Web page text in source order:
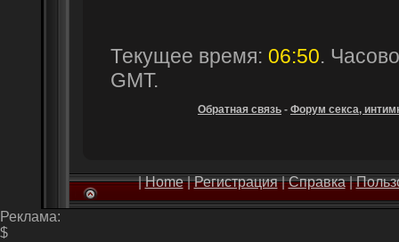
Текущее время: 06:50.
GMT.
Обратная связь - Форум секса,
|Home|Регистрация|Справка|
Реклама:
$